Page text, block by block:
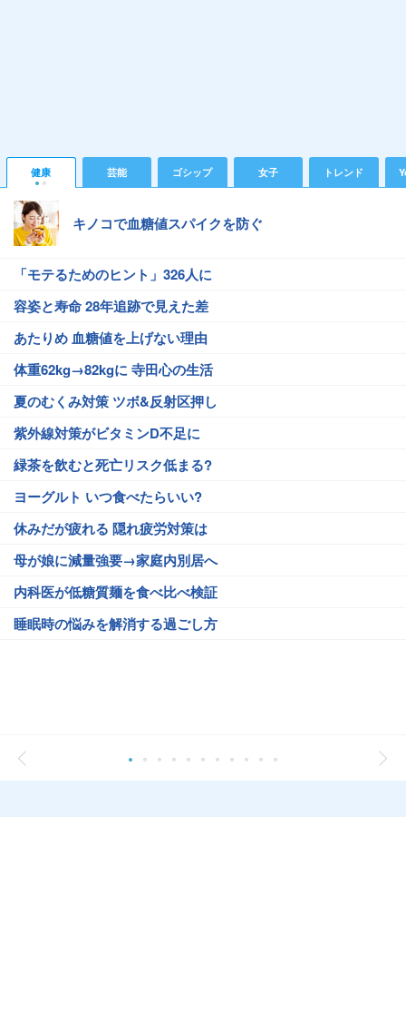
健康 芸能 ゴシップ 女子 トレンド
キノコで血糖値スパイクを防ぐ
「モテるためのヒント」326人に
容姿と寿命 28年追跡で見えた差
あたりめ 血糖値を上げない理由
体重62kg→82kgに 寺田心の生活
夏のむくみ対策 ツボ&反射区押し
紫外線対策がビタミンD不足に
緑茶を飲むと死亡リスク低まる?
ヨーグルト いつ食べたらいい?
休みだが疲れる 隠れ疲労対策は
母が娘に減量強要→家庭内別居へ
内科医が低糖質麺を食べ比べ検証
睡眠時の悩みを解消する過ごし方